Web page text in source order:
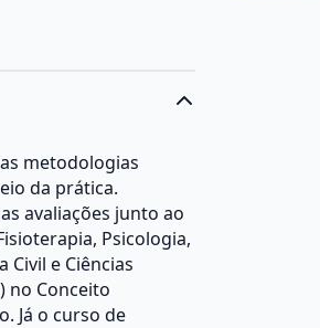
metodologias
da prática.
avaliações junto ao
Psicologia,
Civil e Ciências
no Conceito
Já o curso de